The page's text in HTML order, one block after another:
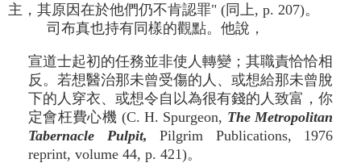
主，其原因在於他們仍不肯認罪" (同上, p. 207)。
司布真也持有同樣的觀點。他說，
宣道士起初的任務並非使人轉變；其職責恰恰相
反。若想醫治那未曾受傷的人、或想給那未曾脫
下的人穿衣、或想令自以為很有錢的人致富，你
定會枉費心機 (C. H. Spurgeon, The Metropolitan
Tabernacle Pulpit, Pilgrim Publications, 1976
reprint, volume 44, p. 421)。